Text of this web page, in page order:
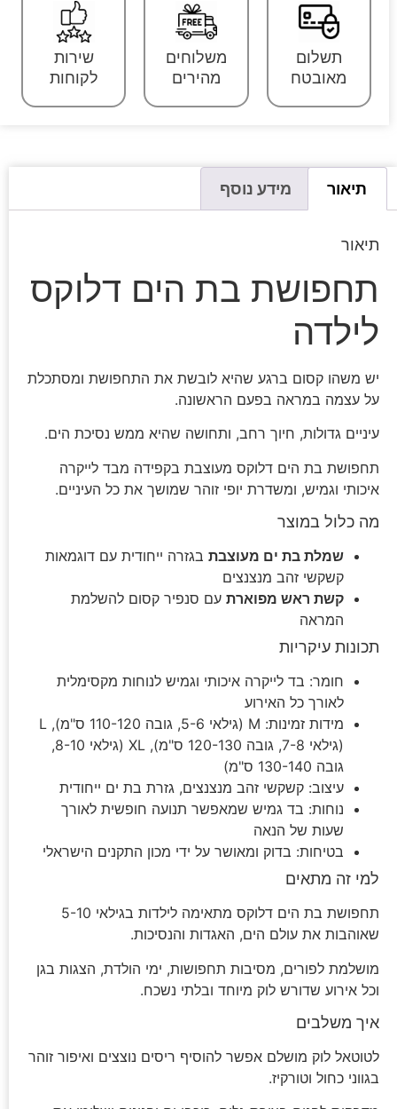
תשלום
מאובטח
משלוחים
מהירים
שירות
לקוחות
תיאור מידע נוסף
תיאור
תחפושת בת הים דלוקס
לילדה
יש משהו קסום ברגע שהיא לובשת את התחפושת ומסתכלת
על עצמה במראה בפעם הראשונה.
עיניים גדולות, חיוך רחב, ותחושה שהיא ממש נסיכת הים.
תחפושת בת הים דלוקס מעוצבת בקפידה מבד לייקרה
איכותי וגמיש, ומשדרת יופי זוהר שמושך את כל העיניים.
מה כלול במוצר
שמלת בת ים מעוצבת בגזרה ייחודית עם דוגמאות
קשקשי זהב מנצנצים
קשת ראש מפוארת עם סנפיר קסום להשלמת
המראה
תכונות עיקריות
חומר: בד לייקרה איכותי וגמיש לנוחות מקסימלית
לאורך כל האירוע
מידות זמינות: M (גילאי 5-6, גובה 110-120 ס"מ), L
(גילאי 7-8, גובה 120-130 ס"מ), XL (גילאי 8-10,
גובה 130-140 ס"מ)
עיצוב: קשקשי זהב מנצנצים, גזרת בת ים ייחודית
נוחות: בד גמיש שמאפשר תנועה חופשית לאורך
שעות של הנאה
בטיחות: בדוק ומאושר על ידי מכון התקנים הישראלי
למי זה מתאים
תחפושת בת הים דלוקס מתאימה לילדות בגילאי 5-10
שאוהבות את עולם הים, האגדות והנסיכות.
מושלמת לפורים, מסיבות תחפושות, ימי הולדת, הצגות בגן
וכל אירוע שדורש לוק מיוחד ובלתי נשכח.
איך משלבים
לטוטאל לוק מושלם אפשר להוסיף ריסים נוצצים ואיפור זוהר
בגווני כחול וטורקיז.